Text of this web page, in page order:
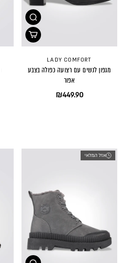
LADY COMFORT
מגפון לנשים עם רצועה כפולה בצבע
אפור
₪449.90
אזל המלאי